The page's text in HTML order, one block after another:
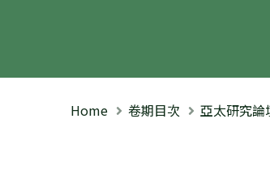
Home 卷期目次 亞太研究論